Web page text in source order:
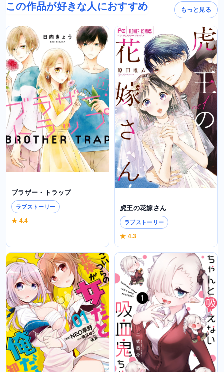
この作品が好きな人におすすめ もっと見る
ブラザー・トラップ
ラブストーリー
★ 4.4
虎王の花嫁さん
ラブストーリー
★ 4.3